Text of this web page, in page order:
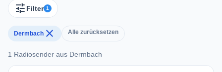
tune Filter 1
Dermbach close Alle zurücksetzen
1 Radiosender aus Dermbach
1 Radiosender aus Dermbach